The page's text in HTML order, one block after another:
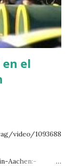
111 -MOYA 8
10 SELDANA
el ganador
el
video/1093688
Aachen:-